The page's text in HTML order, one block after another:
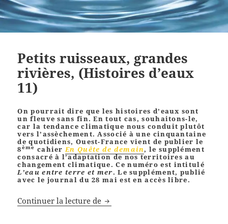
Petits ruisseaux, grandes
rivières, (Histoires d’eaux
11)
On pourrait dire que les histoires d’eaux sont
un fleuve sans fin. En tout cas, souhaitons-le,
car la tendance climatique nous conduit plutôt
vers l’assèchement. Associé à une cinquantaine
de quotidiens, Ouest-France vient de publier le
8ème cahierEn Quête de demain, le supplément
consacré à l’adaptation de nos territoires au
changement climatique. Ce numéro est intitulé
L’eau entre terre et mer. Le supplément, publié
avec le journal du 28 mai est en accès libre.
Continuer la lecture de Petits ruisseaux, grandes